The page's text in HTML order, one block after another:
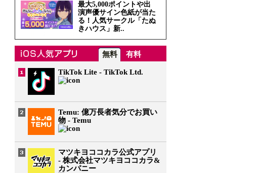
最大5,000ポイントや出
演声優サイン色紙が当た
る！人気サークル「たぬ
きハウス」新..
無料 有料
TikTok Lite - TikTok Ltd.
Temu: 億万長者気分でお買い
物 - Temu
マツキヨココカラ公式アプリ
- 株式会社マツキヨココカラ&
カンパニー